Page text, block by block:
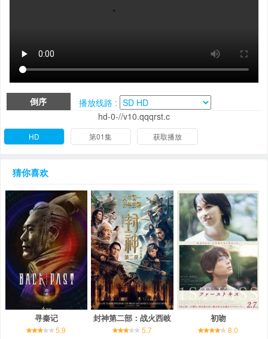
倒序
播放线路 :
hd-0-//v10.qqqrst.c
HD 第01集 获取播放
猜你喜欢
寻秦记
5.9
封神第二部：战火西岐
5.7
初吻
8.0